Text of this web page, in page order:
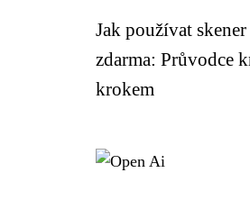
Jak používat
zdarma: Průvodce
krokem